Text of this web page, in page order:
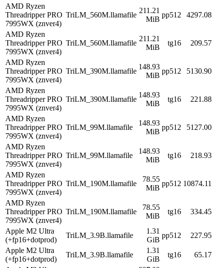
AMD Ryzen
Threadripper PRO
7995WX (znver4)
TriLM_560M.llamafile
211.21
MiB
pp512 4297.08
AMD Ryzen
Threadripper PRO
7995WX (znver4)
TriLM_560M.llamafile
211.21
MiB
tg16 209.57
AMD Ryzen
Threadripper PRO
7995WX (znver4)
TriLM_390M.llamafile
148.93
MiB
pp512 5130.90
AMD Ryzen
Threadripper PRO
7995WX (znver4)
TriLM_390M.llamafile
148.93
MiB
tg16 221.88
AMD Ryzen
Threadripper PRO
7995WX (znver4)
TriLM_99M.llamafile
148.93
MiB
pp512 5127.00
AMD Ryzen
Threadripper PRO
7995WX (znver4)
TriLM_99M.llamafile
148.93
MiB
tg16 218.93
AMD Ryzen
Threadripper PRO
7995WX (znver4)
TriLM_190M.llamafile
78.55
MiB
pp512 10874.11
AMD Ryzen
Threadripper PRO
7995WX (znver4)
TriLM_190M.llamafile
78.55
MiB
tg16 334.45
Apple M2 Ultra
(+fp16+dotprod)
TriLM_3.9B.llamafile
1.31
GiB
pp512
227.95
Apple M2 Ultra
(+fp16+dotprod)
TriLM_3.9B.llamafile
1.31
GiB
tg16
65.17